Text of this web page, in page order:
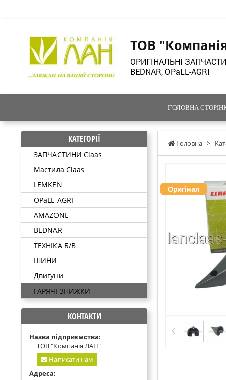
ТОВ
ОРИГІНАЛЬНІ
BEDNAR, OPaLL-AGRI
ГОЛОВНА
Головна >
Оригінал
КАТЕГОРІЇ
ЗАПЧАСТИНИ Claas
Мастила Claas
LEMKEN
OPaLL-AGRI
AMAZONE
BEDNAR
ТЕХНІКА Б/В
ШИНИ
Двигуни
ГАРЯЧІ ЗНИЖКИ
КОНТАКТИ
Назва підприємства:
ТОВ "Компанія ЛАН"
Написати нам
Адреса: